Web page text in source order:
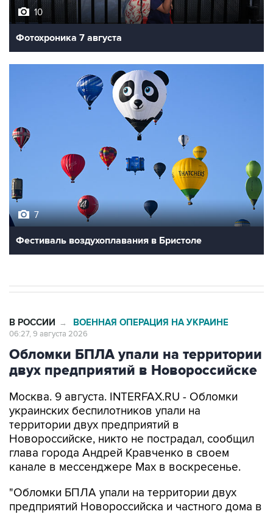
Фотохроника 7 августа
Фестиваль воздухоплавания в Бристоле
Обломки БПЛА упали на территории
двух предприятий в Новороссийске
Москва. 9 августа. INTERFAX.RU - Обломки
территории двух предприятий в
Новороссийске, никто не пострадал, сообщил
глава города Андрей Кравченко в своем
канале в мессенджере Max в воскресенье.
"Обломки БПЛА упали на территории двух
поселке Верхнебаканском. В результате
падения фрагментов беспилотника произошло